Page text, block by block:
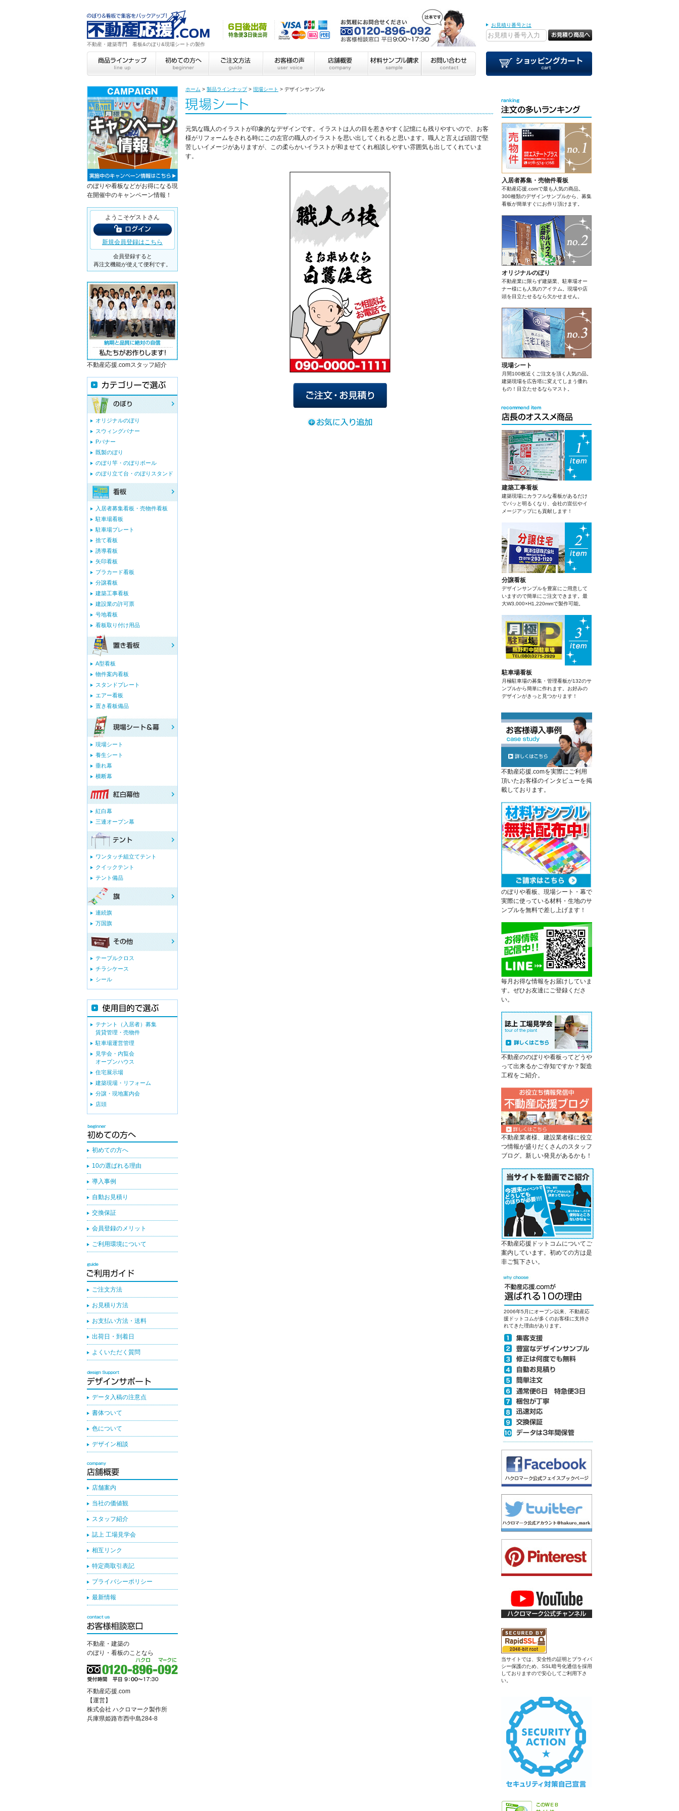
不動産・建築専門 看板&のぼり&現場シートの製作
お見積り番号とは
ホーム > 製品ラインナップ> 現場シート > デザインサンプル
元気な職人のイラストが印象的なデザインです。イラストは人の目を惹きやすく記憶にも残りやすいので、お客
様がリフォームをされる時にこの左官の職人のイラストを思い出してくれると思います。職人と言えば頑固で堅
苦しいイメージがありますが、この柔らかいイラストが和ませてくれ相談しやすい雰囲気も出してくれていま
す。
入居者募集・売物件看板
不動産応援.comで最も人気の商品。
300種類のデザインサンプルから、募集
看板が簡単すぐにお作り頂けます。
オリジナルのぼり
不動産業に限らず建築業、駐車場オー
ナー様にも人気のアイテム。現場や店
頭を目立たせるなら欠かせません。
現場シート
月間100枚近くご注文を頂く人気の品。
建築現場を広告塔に変えてしまう優れ
もの！目立たせるならマスト。
建築工事看板
建築現場にカラフルな看板があるだけ
でパッと明るくなり、会社の宣伝やイ
メージアップにも貢献します！
分譲看板
デザインサンプルを豊富にご用意して
いますので簡単にご注文できます。最
大W3,000×H1,220mmで製作可能。
駐車場看板
月極駐車場の募集・管理看板が132のサ
ンプルから簡単に作れます。お好みの
デザインがきっと見つかります！
不動産応援.comを実際にご利用
頂いたお客様のインタビューを掲
載しております。
のぼりや看板、現場シート・幕で
実際に使っている材料・生地のサ
ンプルを無料で差し上げます！
毎月お得な情報をお届けしていま
す。ぜひお友達にご登録くださ
い。
不動産ののぼりや看板ってどうや
って出来るかご存知ですか？製造
工程をご紹介。
不動産業者様、建設業者様に役立
つ情報が盛りだくさんのスタッフ
ブログ。新しい発見があるかも！
不動産応援ドットコムについてご
案内しています。初めての方は是
非ご覧下さい。
2006年5月にオープン以来、不動産応
援ドットコムが多くのお客様に支持さ
れてきた理由があります。
当サイトでは、安全性の証明とプライバ
シー保護のため、SSL暗号化通信を採用
しておりますので安心してご利用下さ
い。
のぼりや看板などがお得になる現
在開催中のキャンペーン情報！
ようこそゲストさん
新規会員登録はこちら
会員登録すると
再注文機能が使えて便利です。
不動産応援.comスタッフ紹介
オリジナルのぼり
スウィングバナー
Pバナー
既製のぼり
のぼり竿・のぼりポール
のぼり立て台・のぼりスタンド
入居者募集看板・売物件看板
駐車場看板
駐車場プレート
捨て看板
誘導看板
矢印看板
プラカード看板
分譲看板
建築工事看板
建設業の許可票
号地看板
看板取り付け用品
A型看板
物件案内看板
スタンドプレート
エアー看板
置き看板備品
現場シート
養生シート
垂れ幕
横断幕
紅白幕
三連オープン幕
ワンタッチ組立てテント
クイックテント
テント備品
連続旗
万国旗
テーブルクロス
チラシケース
シール
テナント（入居者）募集
賃貸管理・売物件
駐車場運営管理
見学会・内覧会
オープンハウス
住宅展示場
建築現場・リフォーム
分譲・現地案内会
店頭
初めての方へ
10の選ばれる理由
導入事例
自動お見積り
交換保証
会員登録のメリット
ご利用環境について
ご注文方法
お見積り方法
お支払い方法・送料
出荷日・到着日
よくいただく質問
データ入稿の注意点
書体ついて
色について
デザイン相談
店舗案内
当社の価値観
スタッフ紹介
誌上 工場見学会
相互リンク
特定商取引表記
プライバシーポリシー
最新情報
不動産・建築の
のぼり・看板のことなら
不動産応援.com
【運営】
株式会社 ハクロマーク製作所
兵庫県姫路市西中島284-8